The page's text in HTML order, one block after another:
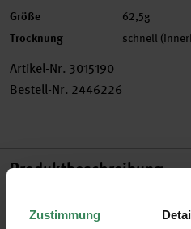
Zustimmung
Größe 62,5g
Trocknung schnell
Artikel-Nr. 3015190
Bestell-Nr. 2446226
Produktbeschreibung
Wir haben etwas besonderes